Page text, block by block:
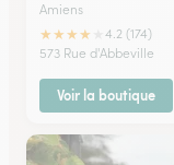
Amiens
★★★★
4.2 (174)
573 Rue d'Abbeville
Voir la boutique